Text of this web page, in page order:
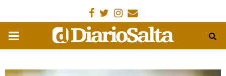
Facebook
Gorjeo
Instagram
Email
MENÚ